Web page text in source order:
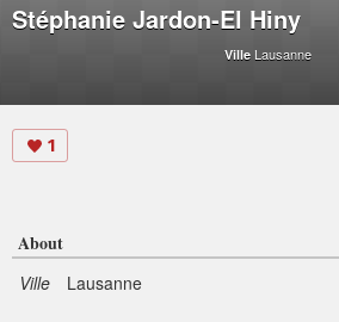
Stéphanie Jardon-El Hiny
VilleLausanne
1
About
Ville Lausanne